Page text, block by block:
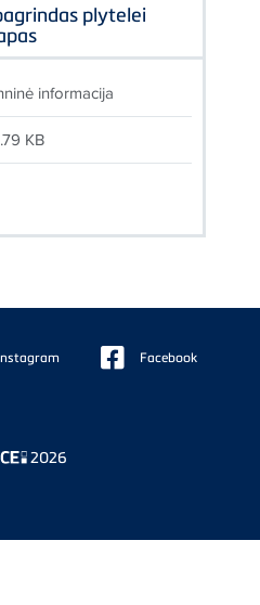
plytelei
informacija
KB
Facebook
2026